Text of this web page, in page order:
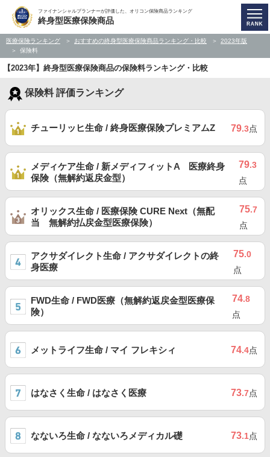
ファイナンシャルプランナーが評価した、オリコン保険商品ランキング
終身型医療保険商品
医療保険ランキング おすすめの終身型医療保険商品ランキング・比較
2023年版
保険料
【2023年】終身型医療保険商品の保険料ランキング・比較
保険料 評価ランキング
チューリッヒ生命 / 終身医療保険プレミアムZ 79.3点
メディケア生命 / 新メディフィットA 医療終身
保険（無解約返戻金型）
79.3
点
オリックス生命 / 医療保険 CURE Next（無配
当 無解約払戻金型医療保険）
75.7
点
アクサダイレクト生命 / アクサダイレクトの終
身医療
75.0
点
FWD生命 / FWD医療（無解約返戻金型医療保
険）
74.8
点
メットライフ生命 / マイ フレキシィ 74.4点
はなさく生命 / はなさく医療 73.7点
なないろ生命 / なないろメディカル礎 73.1点